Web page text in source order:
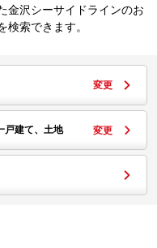
金沢シーサイドラインのお
索できます。
変更
戸建て、土地 変更